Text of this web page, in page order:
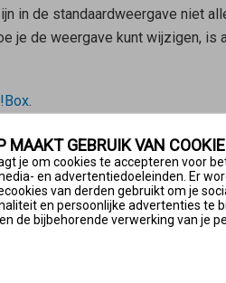
in de standaardweergave niet
je de weergave kunt wijzigen, is
.
op de menuknop met
weergave in te schakelen.
wanneer de aan/uit-knop
MAAKT GEBRUIK VAN
je om cookies te accepteren voor
en advertentiedoeleinden. Er
van derden gebruikt om je
en persoonlijke advertenties te
de bijbehorende verwerking van je